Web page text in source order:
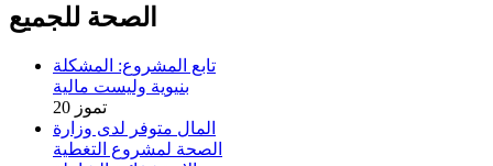
الصحة للجميع
تابع المشروع: المشكلة
بنيوية وليست مالية
20 تموز
المال متوفر لدى وزارة
الصحة لمشروع التغطية